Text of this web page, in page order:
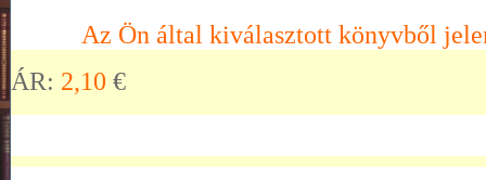
Az Ön által kiválasztott könyvből
ÁR: 2,10 €